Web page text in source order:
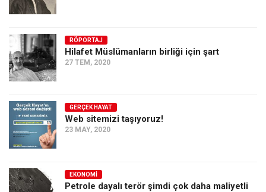
RÖPORTAJ
Hilafet Müslümanların birliği için şart
27 TEM, 2020
GERÇEK HAYAT
Web sitemizi taşıyoruz!
23 MAY, 2020
EKONOMI
Petrole dayalı terör şimdi çok daha maliyetli